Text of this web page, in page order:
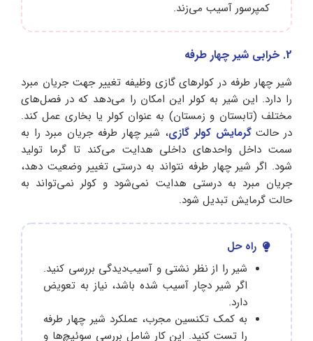
کمپرسور آسیب می‌زند.
2. خرابی شیر چهار طرفه
شیر چهار طرفه در کولرهای گازی وظیفه تغییر جهت جریان مبرد
را دارد. این شیر به کولر این امکان را می‌دهد که در فصل‌های
مختلف (تابستان و زمستان) به عنوان کولر یا بخاری عمل کند.
در حالتگرمایش کولر گازی، شیر چهار طرفه جریان مبرد را به
سمت داخل واحدهای داخلی هدایت می‌کند تا گرما تولید
شود. اگر شیر چهار طرفه نتواند به درستی تغییر وضعیت دهد،
جریان مبرد به درستی هدایت نمی‌شود و کولر نمی‌تواند به
حالت گرمایش تبدیل شود.
راه حل
شیر را از نظر نشتی و آسیب‌دیدگی بررسی کنید.
اگر شیر دچار آسیب شده باشد، نیاز به تعویض
دارد.
به کمک تکنسین مجرب، عملکرد شیر چهار طرفه
را تست کنید. این کار شامل بررسی سوئیچ‌ها و